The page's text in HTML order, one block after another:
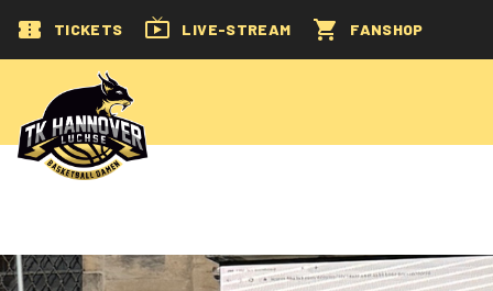
TICKETS LIVE-STREAM FANSHOP